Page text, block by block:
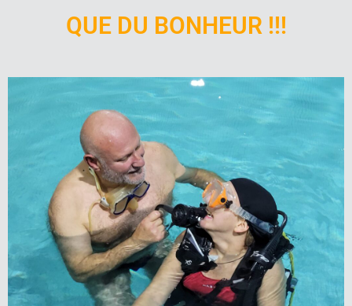
QUE DU BONHEUR !!!